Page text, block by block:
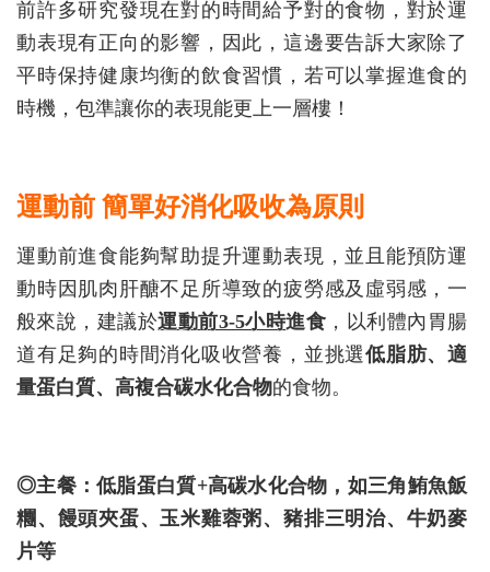
前許多研究發現在對的時間給予對的食物，對於運
動表現有正向的影響，因此，這邊要告訴大家除了
平時保持健康均衡的飲食習慣，若可以掌握進食的
時機，包準讓你的表現能更上一層樓！
運動前 簡單好消化吸收為原則
運動前進食能夠幫助提升運動表現，並且能預防運
動時因肌肉肝醣不足所導致的疲勞感及虛弱感，一
般來說，建議於運動前3-5小時進食 ，以利體內胃腸
道有足夠的時間消化吸收營養，並挑選低脂肪、適
量蛋白質、高複合碳水化合物的食物。
◎主餐：低脂蛋白質+高碳水化合物，如三角鮪魚飯
糰、饅頭夾蛋、玉米雞蓉粥、豬排三明治、牛奶麥
片等